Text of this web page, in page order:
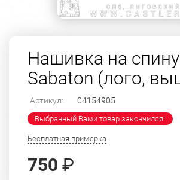
Нашивка на спину
Sabaton (лого,
Артикул: 04154905
Выбранный Вами товар закончился!
Бесплатная примерка
750 ₽